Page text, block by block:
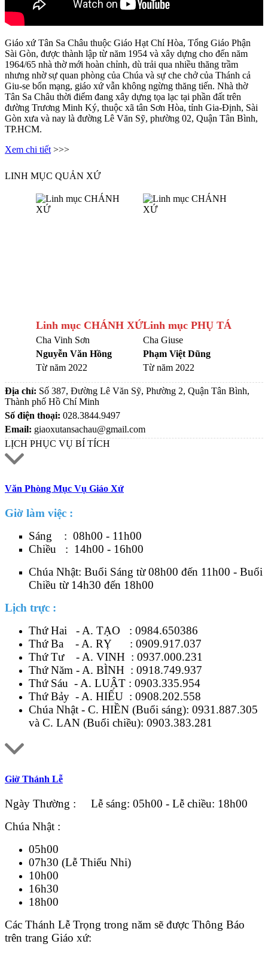
Giáo xứ Tân Sa Châu thuộc Giáo Hạt Chí Hòa, Tổng Giáo Phận
Sài Gòn, được thành lập từ năm 1954 và xây dựng cho đến năm
1964/65 nhà thờ mới hoàn chỉnh, dù trải qua nhiều thăng trầm
nhưng nhờ sự quan phòng của Chúa và sự che chở của Thánh cả
Giu-se bổn mạng, giáo xứ vẫn không ngừng thăng tiến. Nhà thờ
Tân Sa Châu thời điểm đang xây dựng tọa lạc tại phần đất trên
đường Trương Minh Ký, thuộc xã tân Sơn Hòa, tỉnh Gia-Định, Sài
Gòn xưa và nay là đường Lê Văn Sỹ, phường 02, Quận Tân Bình,
TP.HCM.
Xem chi tiết >>>
LINH MỤC QUẢN XỨ
Linh mục CHÁNH XỨ
Cha Vinh Sơn
Nguyễn Văn Hồng
Từ năm 2022
Linh mục PHỤ TÁ
Cha Giuse
Phạm Việt Dũng
Từ năm 2022
Địa chỉ: Số 387, Đường Lê Văn Sỹ, Phường 2, Quận Tân Bình,
Thành phố Hồ Chí Minh
Số điện thoại: 028.3844.9497
Email: giaoxutansachau@gmail.com
LỊCH PHỤC VỤ BÍ TÍCH
Văn Phòng Mục Vụ Giáo Xứ
Giờ làm việc :
Sáng : 08h00 - 11h00
Chiều : 14h00 - 16h00
Chúa Nhật: Buổi Sáng từ 08h00 đến 11h00 - Buổi
Chiều từ 14h30 đến 18h00
Lịch trực :
Thứ Hai - A. TẠO : 0984.650386
Thứ Ba - A. RỴ : 0909.917.037
Thứ Tư - A. VINH : 0937.000.231
Thứ Năm - A. BÌNH : 0918.749.937
Thứ Sáu - A. LUẬT : 0903.335.954
Thứ Bảy - A. HIẾU : 0908.202.558
Chúa Nhật - C. HIỀN (Buổi sáng): 0931.887.305
và C. LAN (Buổi chiều): 0903.383.281
Giờ Thánh Lễ
Ngày Thường : Lễ sáng: 05h00 - Lễ chiều: 18h00
Chúa Nhật :
05h00
07h30 (Lễ Thiếu Nhi)
10h00
16h30
18h00
Các Thánh Lễ Trọng trong năm sẽ được Thông Báo
trên trang Giáo xứ: